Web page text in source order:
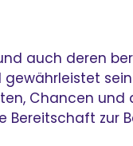
auch deren
Chancen
Bereitschaft